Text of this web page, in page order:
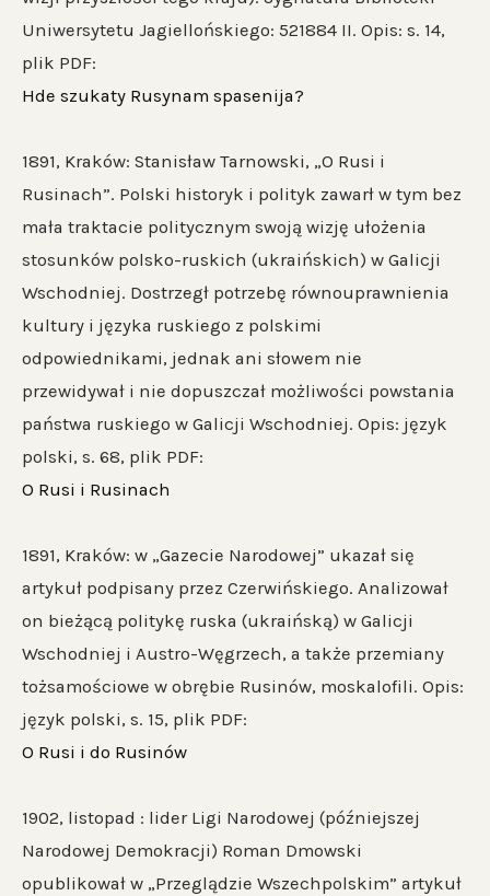
Uniwersytetu Jagiellońskiego: 521884 II. Opis: s. 14,
plik PDF:
Hde szukaty Rusynam spasenija?
1891, Kraków: Stanisław Tarnowski, „O Rusi i
Rusinach”. Polski historyk i polityk zawarł w tym bez
mała traktacie politycznym swoją wizję ułożenia
stosunków polsko-ruskich (ukraińskich) w Galicji
Wschodniej. Dostrzegł potrzebę równouprawnienia
kultury i języka ruskiego z polskimi
odpowiednikami, jednak ani słowem nie
przewidywał i nie dopuszczał możliwości powstania
państwa ruskiego w Galicji Wschodniej. Opis: język
polski, s. 68, plik PDF:
O Rusi i Rusinach
1891, Kraków: w „Gazecie Narodowej” ukazał się
artykuł podpisany przez Czerwińskiego. Analizował
on bieżącą politykę ruska (ukraińską) w Galicji
Wschodniej i Austro-Węgrzech, a także przemiany
tożsamościowe w obrębie Rusinów, moskalofili. Opis:
język polski, s. 15, plik PDF:
O Rusi i do Rusinów
1902, listopad : lider Ligi Narodowej (późniejszej
Narodowej Demokracji) Roman Dmowski
opublikował w „Przeglądzie Wszechpolskim” artykuł